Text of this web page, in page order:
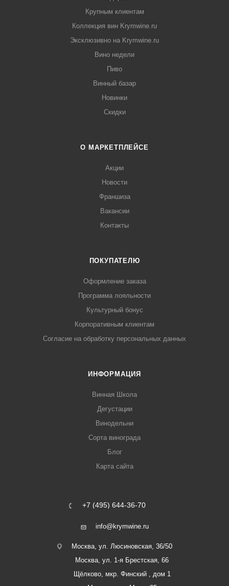
Крупным клиентам
Коллекция вин Krymwine.ru
Эксклюзивно на Krymwine.ru
Вино недели
Пиво
Винный базар
Новинки
Скидки
О МАРКЕТПЛЕЙСЕ
Акции
Новости
Франшиза
Вакансии
Контакты
ПОКУПАТЕЛЮ
Оформление заказа
Программа лояльности
Культурный бонус
Корпоративным клиентам
Согласие на обработку персональных данных
ИНФОРМАЦИЯ
Винная Школа
Дегустации
Винодельни
Сорта винограда
Блог
Карта сайта
+7 (495) 644-36-70
info@krymwine.ru
Москва, ул. Люсиновская, 36/50
Москва, ул. 1-я Брестская, 66
Щёлково, мкр. Финский , дом 1